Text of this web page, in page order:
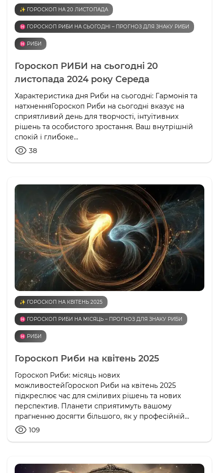
✨ ГОРОСКОП НА 20 ЛИСТОПАДА
♓️ ГОРОСКОП РИБИ НА СЬОГОДНІ – ПРОГНОЗ ДЛЯ ЗНАКУ РИБИ
♓️ РИБИ
Гороскоп РИБИ на сьогодні 20
листопада 2024 року Середа
Характеристика дня Риби на сьогодні: Гармонія та
натхненняГороскоп Риби на сьогодні вказує на
сприятливий день для творчості, інтуїтивних
рішень та особистого зростання. Ваш внутрішній
спокій і глибоке...
38
✨ ГОРОСКОП НА КВІТЕНЬ 2025
♓️ ГОРОСКОП РИБИ НА МІСЯЦЬ – ПРОГНОЗ ДЛЯ ЗНАКУ РИБИ
♓️ РИБИ
Гороскоп Риби на квітень 2025
Гороскоп Риби: місяць нових
можливостейГороскоп Риби на квітень 2025
підкреслює час для сміливих рішень та нових
перспектив. Планети сприятимуть вашому
прагненню досягти більшого, як у професійній...
109